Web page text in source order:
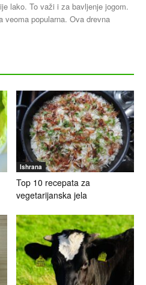
lako. To važi i za bavljenje jogom.
veoma popularna. Ova drevna
Ishrana
Top 10 recepata za
vegetarijanska jela